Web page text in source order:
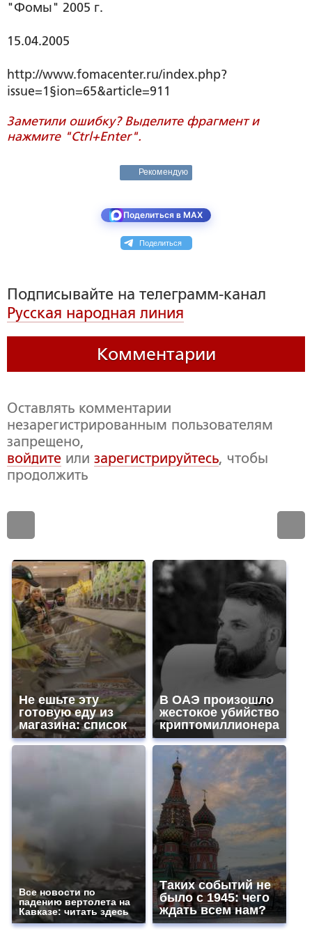
"Фомы" 2005 г.
15.04.2005
http://www.fomacenter.ru/index.php?
issue=1§ion=65&article=911
Заметили ошибку? Выделите фрагмент и
нажмите "Ctrl+Enter".
Рекомендую
Поделиться в MAX
Поделиться
Подписывайте на телеграмм-канал
Русская народная линия
Комментарии
Оставлять комментарии
незарегистрированным пользователям
запрещено,
войдите или зарегистрируйтесь, чтобы
продолжить
Не ешьте эту
готовую еду из
магазина: список
В ОАЭ произошло
жестокое убийство
криптомиллионера
Все новости по
падению вертолета на
Кавказе: читать здесь
Таких событий не
было с 1945: чего
ждать всем нам?